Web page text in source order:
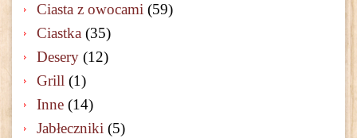
Ciasta z owocami (59)
Ciastka (35)
Desery (12)
Grill (1)
Inne (14)
Jabłeczniki (5)